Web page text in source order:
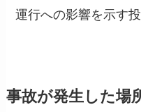
運行への影響を示す
事故が発生した場